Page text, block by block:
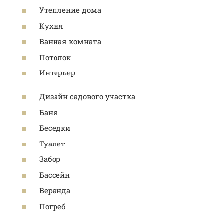
Утепление дома
Кухня
Ванная комната
Потолок
Интерьер
Дизайн садового участка
Баня
Беседки
Туалет
Забор
Бассейн
Веранда
Погреб